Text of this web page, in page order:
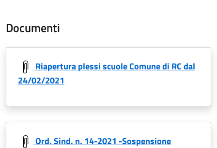
Documenti
Riapertura plessi scuole Comune di RC dal
24/02/2021
Ord. Sind. n. 14-2021 -Sospensione